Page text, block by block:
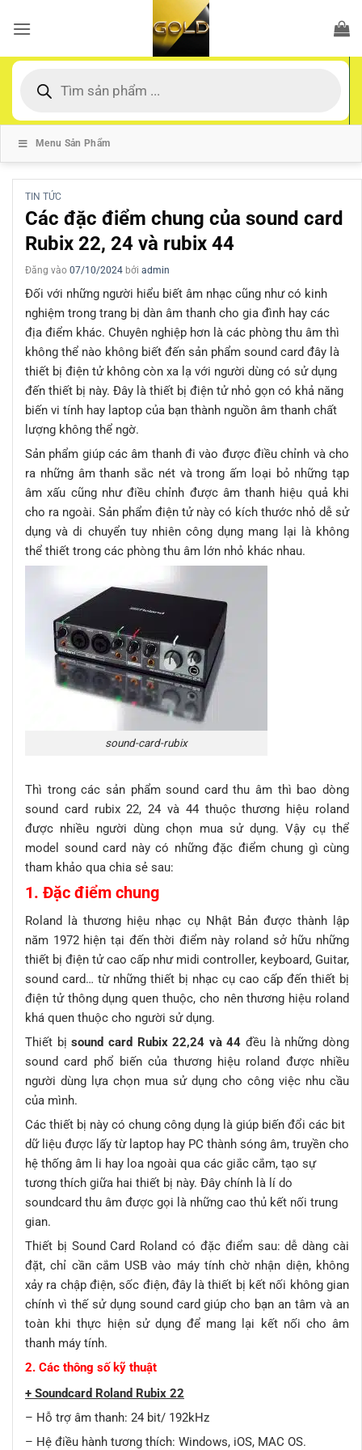
qua
dung
kiếm
Menu Sản Phẩm
TIN TỨC
Các đặc điểm chung của sound card
Rubix 22, 24 và rubix 44
Đăng vào 07/10/2024 bởi admin
Đối với những người hiểu biết âm nhạc cũng như có kinh
nghiệm trong trang bị dàn âm thanh cho gia đình hay các
địa điểm khác. Chuyên nghiệp hơn là các phòng thu âm thì
không thể nào không biết đến sản phẩm sound card đây là
thiết bị điện tử không còn xa lạ với người dùng có sử dụng
đến thiết bị này. Đây là thiết bị điện tử nhỏ gọn có khả năng
biến vi tính hay laptop của bạn thành nguồn âm thanh chất
lượng không thể ngờ.
Sản phẩm giúp các âm thanh đi vào được điều chỉnh và cho
ra những âm thanh sắc nét và trong ấm loại bỏ những tạp
âm xấu cũng như điều chỉnh được âm thanh hiệu quả khi
cho ra ngoài. Sản phẩm điện tử này có kích thước nhỏ dễ sử
dụng và di chuyển tuy nhiên công dụng mang lại là không
thể thiết trong các phòng thu âm lớn nhỏ khác nhau.
sound-card-rubix
Thì trong các sản phẩm sound card thu âm thì bao dòng
sound card rubix 22, 24 và 44 thuộc thương hiệu roland
được nhiều người dùng chọn mua sử dụng. Vậy cụ thể
model sound card này có những đặc điểm chung gì cùng
tham khảo qua chia sẻ sau:
1. Đặc điểm chung
Roland là thương hiệu nhạc cụ Nhật Bản được thành lập
năm 1972 hiện tại đến thời điểm này roland sở hữu những
thiết bị điện tử cao cấp như midi controller, keyboard, Guitar,
sound card… từ những thiết bị nhạc cụ cao cấp đến thiết bị
điện tử thông dụng quen thuộc, cho nên thương hiệu roland
khá quen thuộc cho người sử dụng.
Thiết bịsound card Rubix 22,24 và 44 đều là những dòng
sound card phổ biến của thương hiệu roland được nhiều
người dùng lựa chọn mua sử dụng cho công việc nhu cầu
của mình.
Các thiết bị này có chung công dụng là giúp biến đổi các bit
dữ liệu được lấy từ laptop hay PC thành sóng âm, truyền cho
hệ thống âm li hay loa ngoài qua các giắc cắm, tạo sự
tương thích giữa hai thiết bị này. Đây chính là lí do
soundcard thu âm được gọi là những cao thủ kết nối trung
gian.
Thiết bị Sound Card Roland có đặc điểm sau: dễ dàng cài
đặt, chỉ cần cắm USB vào máy tính chờ nhận diện, không
xảy ra chập điện, sốc điện, đây là thiết bị kết nối không gian
chính vì thế sử dụng sound card giúp cho bạn an tâm và an
toàn khi thực hiện sử dụng để mang lại kết nối cho âm
thanh máy tính.
2. Các thông số kỹ thuật
+ Soundcard Roland Rubix 22
– Hỗ trợ âm thanh: 24 bit/ 192kHz
– Hệ điều hành tương thích: Windows, iOS, MAC OS.